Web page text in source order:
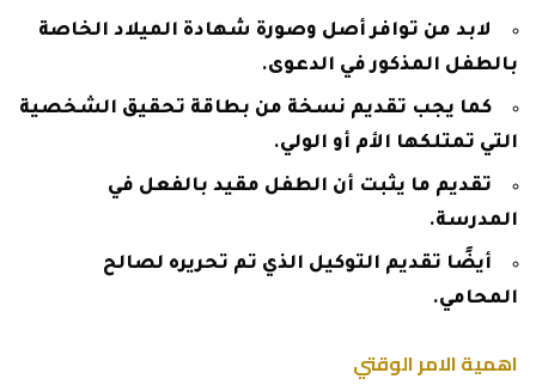
لابد من توافر أصل وصورة شهادة الميلاد الخاصة
بالطفل المذكور في الدعوى.
كما يجب تقديم نسخة من بطاقة تحقيق الشخصية
التي تمتلكها الأم أو الولي.
تقديم ما يثبت أن الطفل مقيد بالفعل في
المدرسة.
أيضًا تقديم التوكيل الذي تم تحريره لصالح
المحامي.
اهمية الامر الوقتي